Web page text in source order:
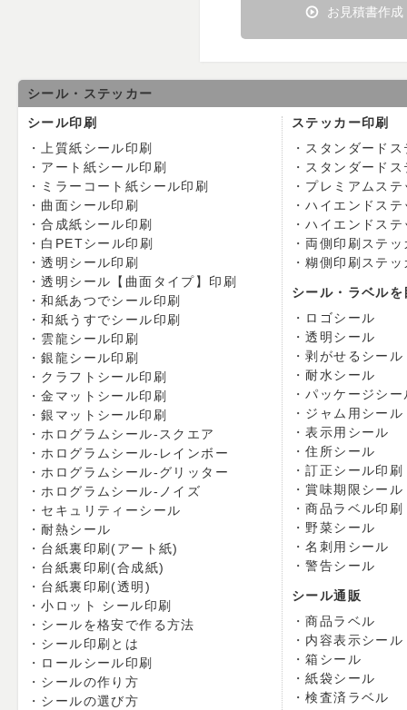
お見積書作成
シール・ステッカー
シール印刷
上質紙シール印刷
アート紙シール印刷
ミラーコート紙シール印刷
曲面シール印刷
合成紙シール印刷
白PETシール印刷
透明シール印刷
透明シール【曲面タイプ】印刷
和紙あつでシール印刷
和紙うすでシール印刷
雲龍シール印刷
銀龍シール印刷
クラフトシール印刷
金マットシール印刷
銀マットシール印刷
ホログラムシール-スクエア
ホログラムシール-レインボー
ホログラムシール-グリッター
ホログラムシール-ノイズ
セキュリティーシール
耐熱シール
台紙裏印刷(アート紙)
台紙裏印刷(合成紙)
台紙裏印刷(透明)
小ロット シール印刷
シールを格安で作る方法
シール印刷とは
ロールシール印刷
シールの作り方
シールの選び方
ステッカー印刷
スタンダード
スタンダード
プレミアムステ
ハイエンドステ
ハイエンドス
両側印刷ステッ
糊側印刷ステッ
シール・ラベル
ロゴシール
透明シール
剥がせるシール
耐水シール
パッケージシー
ジャム用シール
表示用シール
住所シール
訂正シール印刷
賞味期限シール
商品ラベル印刷
野菜シール
名刺用シール
警告シール
シール通販
商品ラベル
内容表示シール
箱シール
紙袋シール
検査済ラベル